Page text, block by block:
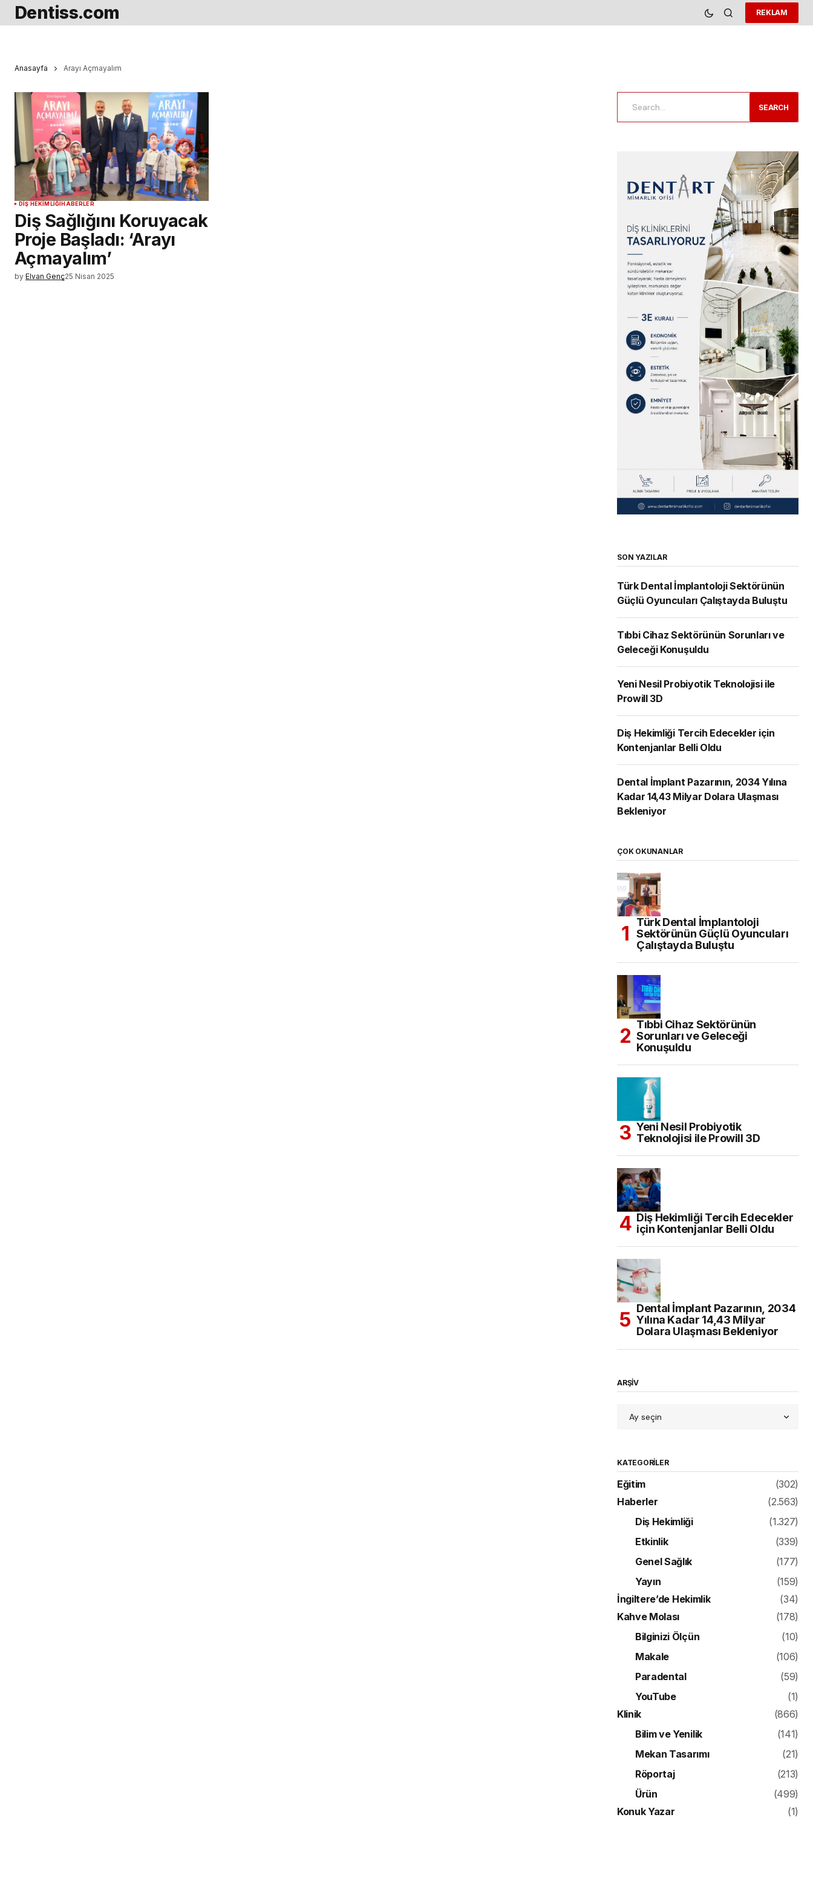
Dentiss.com REKLAM
Anasayfa Arayı Açmayalım
DIŞ HEKIMLIĞIHABERLER
Diş Sağlığını Koruyacak
Proje Başladı: ‘Arayı
Açmayalım’
by Elvan Genç25 Nisan 2025
SEARCH
SON YAZILAR
Türk Dental İmplantoloji Sektörünün
Güçlü Oyuncuları Çalıştayda Buluştu
Tıbbi Cihaz Sektörünün Sorunları ve
Geleceği Konuşuldu
Yeni Nesil Probiyotik Teknolojisi ile
Prowill 3D
Diş Hekimliği Tercih Edecekler için
Kontenjanlar Belli Oldu
Dental İmplant Pazarının, 2034 Yılına
Kadar 14,43 Milyar Dolara Ulaşması
Bekleniyor
ÇOK OKUNANLAR
Türk Dental İmplantoloji
Sektörünün Güçlü Oyuncuları
Çalıştayda Buluştu
Tıbbi Cihaz Sektörünün
Sorunları ve Geleceği
Konuşuldu
Yeni Nesil Probiyotik
Teknolojisi ile Prowill 3D
Diş Hekimliği Tercih Edecekler
için Kontenjanlar Belli Oldu
Dental İmplant Pazarının, 2034
Yılına Kadar 14,43 Milyar
Dolara Ulaşması Bekleniyor
ARŞİV
KATEGORILER
Eğitim
(302)
Haberler
(2.563)
Diş Hekimliği
(1.327)
Etkinlik
(339)
Genel Sağlık
(177)
Yayın
(159)
İngiltere’de Hekimlik
(34)
Kahve Molası
(178)
Bilginizi Ölçün
(10)
Makale
(106)
Paradental
(59)
YouTube
(1)
Klinik
(866)
Bilim ve Yenilik
(141)
Mekan Tasarımı
(21)
Röportaj
(213)
Ürün
(499)
Konuk Yazar
(1)